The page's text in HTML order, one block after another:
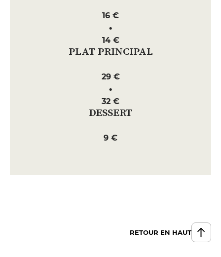
16 €
14 €
PLAT PRINCIPAL
29 €
32 €
DESSERT
9 €
RETOUR EN HAUT